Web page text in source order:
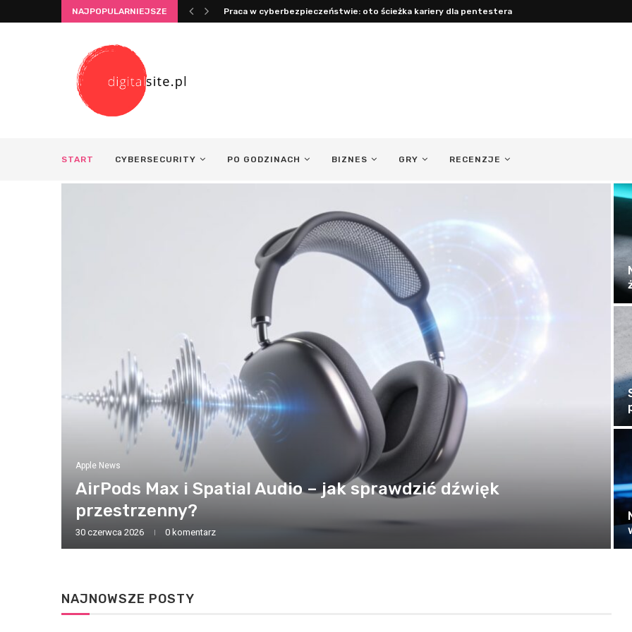
NAJPOPULARNIEJSZE Integracja życia i pracy: jak być obecnym ojcem...
START CYBERSECURITY PO GODZINACH BIZNES GRY RECENZJE
Apple News
AirPods Max i Spatial Audio – jak sprawdzić dźwięk
przestrzenny?
30 czerwca 2026 0 komentarz
NAJNOWSZE POSTY